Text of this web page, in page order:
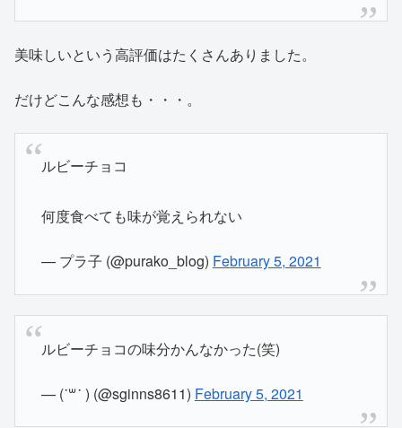
美味しいという高評価はたくさんありました。
だけどこんな感想も・・・。
ルビーチョコ
何度食べても味が覚えられない
— プラ子 (@purako_blog) February 5, 2021
ルビーチョコの味分かんなかった(笑)
— (˙꒳​˙ ) (@sginns8611) February 5, 2021